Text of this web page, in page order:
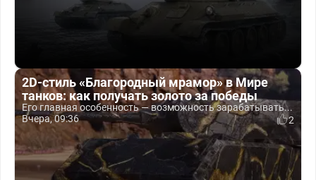
2D-стиль «Благородный мрамор» в Мире
танков: как получать золото за победы
Его главная особенность — возможность зарабатывать...
Вчера, 09:36
2